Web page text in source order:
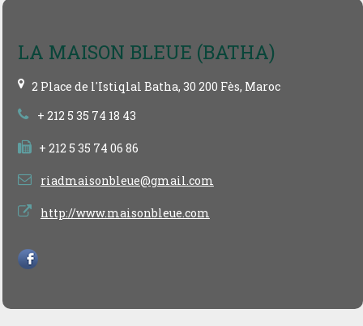
LA MAISON BLEUE (BATHA)
2 Place de l'Istiqlal Batha, 30 200 Fès, Maroc
+ 212 5 35 74 18 43
+ 212 5 35 74 06 86
riadmaisonbleue@gmail.com
http://www.maisonbleue.com